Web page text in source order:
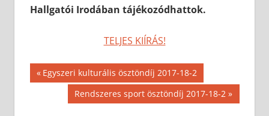
Hallgatói Irodában tájékozódhattok.
TELJES KIÍRÁS!
Bejegyzés
navigáció
Previous
Post:
Egyszeri kulturális ösztöndíj 2017-18-2
Next
Rendszeres sport ösztöndíj 2017-18-2